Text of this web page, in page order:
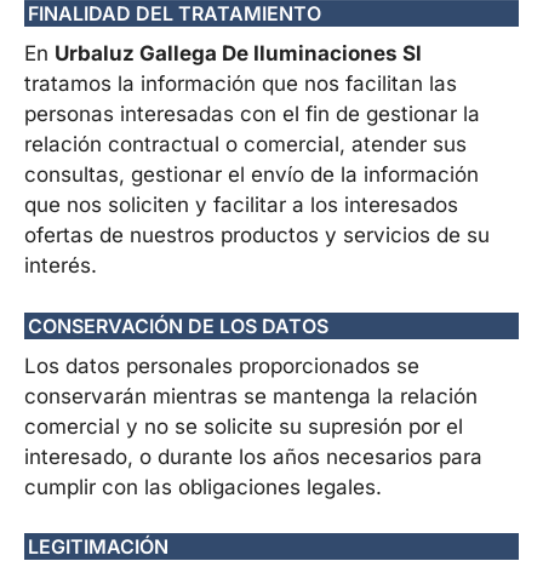
FINALIDAD DEL TRATAMIENTO
En Urbaluz Gallega De Iluminaciones Sl
tratamos la información que nos facilitan las
personas interesadas con el fin de gestionar la
relación contractual o comercial, atender sus
consultas, gestionar el envío de la información
que nos soliciten y facilitar a los interesados
ofertas de nuestros productos y servicios de su
interés.
CONSERVACIÓN DE LOS DATOS
Los datos personales proporcionados se
conservarán mientras se mantenga la relación
comercial y no se solicite su supresión por el
interesado, o durante los años necesarios para
cumplir con las obligaciones legales.
LEGITIMACIÓN